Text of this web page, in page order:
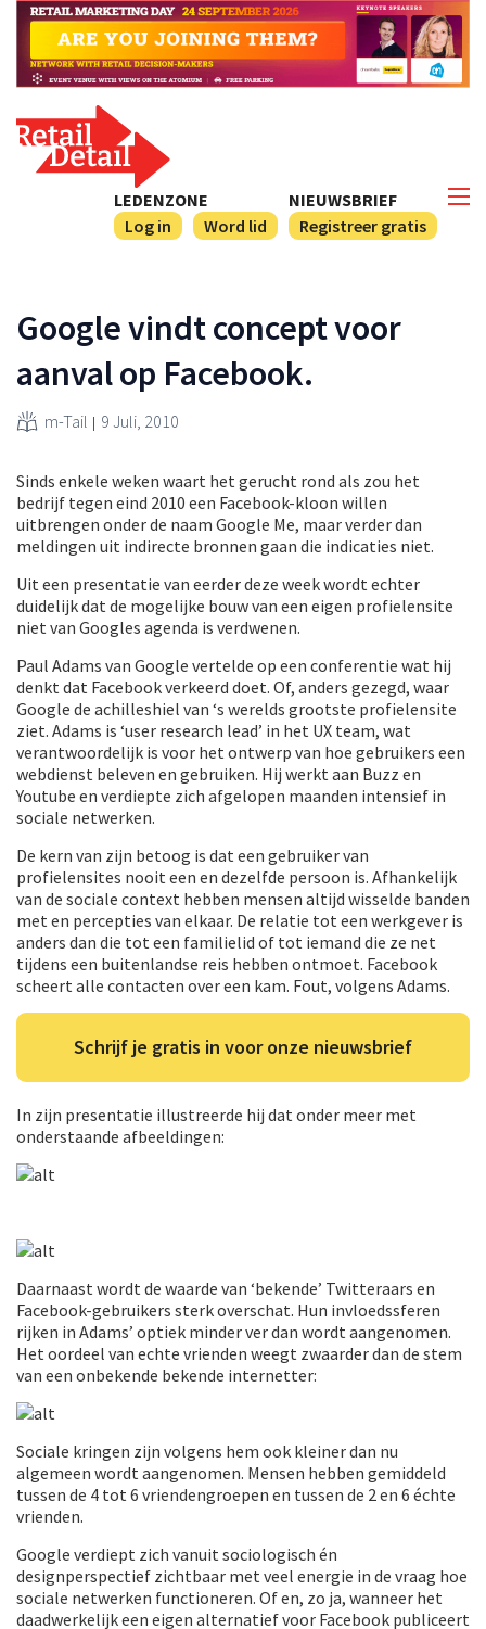
NIEUWSBRIEF
Registreer gratis
LEDENZONE
Log in
Word lid
Google vindt concept voor
aanval op Facebook.
m-Tail 9 Juli, 2010
Sinds enkele weken waart het gerucht rond als zou het
bedrijf tegen eind 2010 een Facebook-kloon willen
uitbrengen onder de naam Google Me, maar verder dan
meldingen uit indirecte bronnen gaan die indicaties niet.
Uit een presentatie van eerder deze week wordt echter
duidelijk dat de mogelijke bouw van een eigen profielensite
niet van Googles agenda is verdwenen.
Paul Adams van Google vertelde op een conferentie wat hij
denkt dat Facebook verkeerd doet. Of, anders gezegd, waar
Google de achilleshiel van ‘s werelds grootste profielensite
ziet. Adams is ‘user research lead’ in het UX team, wat
verantwoordelijk is voor het ontwerp van hoe gebruikers een
webdienst beleven en gebruiken. Hij werkt aan Buzz en
Youtube en verdiepte zich afgelopen maanden intensief in
sociale netwerken.
De kern van zijn betoog is dat een gebruiker van
profielensites nooit een en dezelfde persoon is. Afhankelijk
van de sociale context hebben mensen altijd wisselde banden
met en percepties van elkaar. De relatie tot een werkgever is
anders dan die tot een familielid of tot iemand die ze net
tijdens een buitenlandse reis hebben ontmoet. Facebook
scheert alle contacten over een kam. Fout, volgens Adams.
Schrijf je gratis in voor onze nieuwsbrief
In zijn presentatie illustreerde hij dat onder meer met
onderstaande afbeeldingen:
Daarnaast wordt de waarde van ‘bekende’ Twitteraars en
Facebook-gebruikers sterk overschat. Hun invloedssferen
rijken in Adams’ optiek minder ver dan wordt aangenomen.
Het oordeel van echte vrienden weegt zwaarder dan de stem
van een onbekende bekende internetter:
Sociale kringen zijn volgens hem ook kleiner dan nu
algemeen wordt aangenomen. Mensen hebben gemiddeld
tussen de 4 tot 6 vriendengroepen en tussen de 2 en 6 échte
vrienden.
Google verdiept zich vanuit sociologisch én
designperspectief zichtbaar met veel energie in de vraag hoe
sociale netwerken functioneren. Of en, zo ja, wanneer het
daadwerkelijk een eigen alternatief voor Facebook publiceert